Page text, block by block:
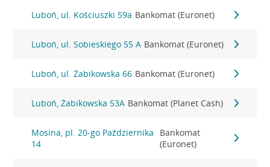
Luboń, ul. Kościuszki 59a Bankomat (Euronet)
Luboń, ul. Sobieskiego 55 A Bankomat (Euronet)
Luboń, ul. Żabikowska 66 Bankomat (Euronet)
Luboń, Żabikowska 53A Bankomat (Planet Cash)
Mosina, pl. 20-go Października
14
Bankomat
(Euronet)